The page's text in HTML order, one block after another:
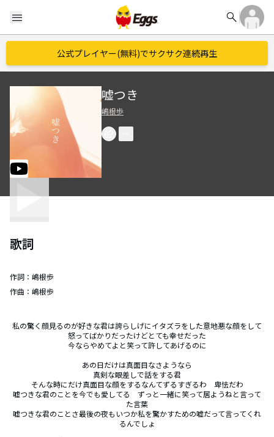
menu search
公式プレイヤー(無料)でサクサク連続再生
嘘つき
嶋根歩
歌詞
作詞： 嶋根歩
作曲： 嶋根歩
私の驚く顔見るのが好きな君は誇らしげにイタズラをした意地悪な顔をして
怒ってばかりだったけどとても幸せだった
今ならやめてよと笑って許してあげるのに
あの日だけは真面目なさようなら
真剣な眼差しで話をする君
そんな時にだけ真面目な顔をするなんてずるすぎるわ　卑怯だわ
嘘つきな君のことを今でも愛してる　ずっと一緒に笑って居ようねと言って
た言葉
嘘つきな君のことさ最後の夜もいつか私を驚かすための嘘だって言ってくれ
るんでしょ